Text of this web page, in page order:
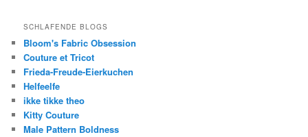
SCHLAFENDE BLOGS
Bloom's Fabric Obsession
Couture et Tricot
Frieda-Freude-Eierkuchen
Helfeelfe
ikke tikke theo
Kitty Couture
Male Pattern Boldness